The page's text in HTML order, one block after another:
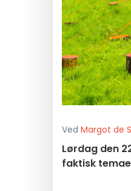
Ved Margot de
Lørdag den
faktisk